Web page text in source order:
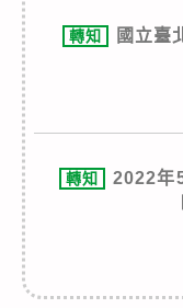
轉知
國立臺
轉知
2022年